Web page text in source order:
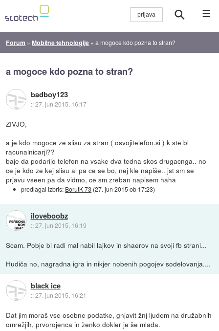
☰
Forum »Mobilne tehnologije »a mogoce kdo pozna to stran?
a mogoce kdo pozna to stran?
badboy123
::27. jun 2015, 16:17
ZIVJO,
a je kdo mogoce ze slisu za stran ( osvojitelefon.si ) k ste bl
racunalnicarji??
baje da podarijo telefon na vsake dva tedna skos drugacnga.. no
ce je kdo ze kej slisu al pa ce se bo, nej kle napiše.. jst sm se
prjavu vseen pa da vidmo, ce sm zreban napisem haha
predlagal izbris: BorutK-73 (27. jun 2015 ob 17:23)
iloveboobz
::27. jun 2015, 16:19
Scam. Pobje bi radi mal nabil lajkov in shaerov na svoji fb strani...
Hudiča no, nagradna igra in nikjer nobenih pogojev sodelovanja....
black ice
::27. jun 2015, 16:21
Dat jim moraš vse osebne podatke, gnjavit žnj ljudem na družabnih
omrežjih, prvorojenca in ženko dokler je še mlada.